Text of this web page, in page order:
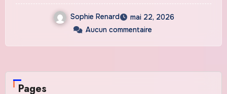
Sophie Renard
mai 22, 2026
Aucun commentaire
Pages